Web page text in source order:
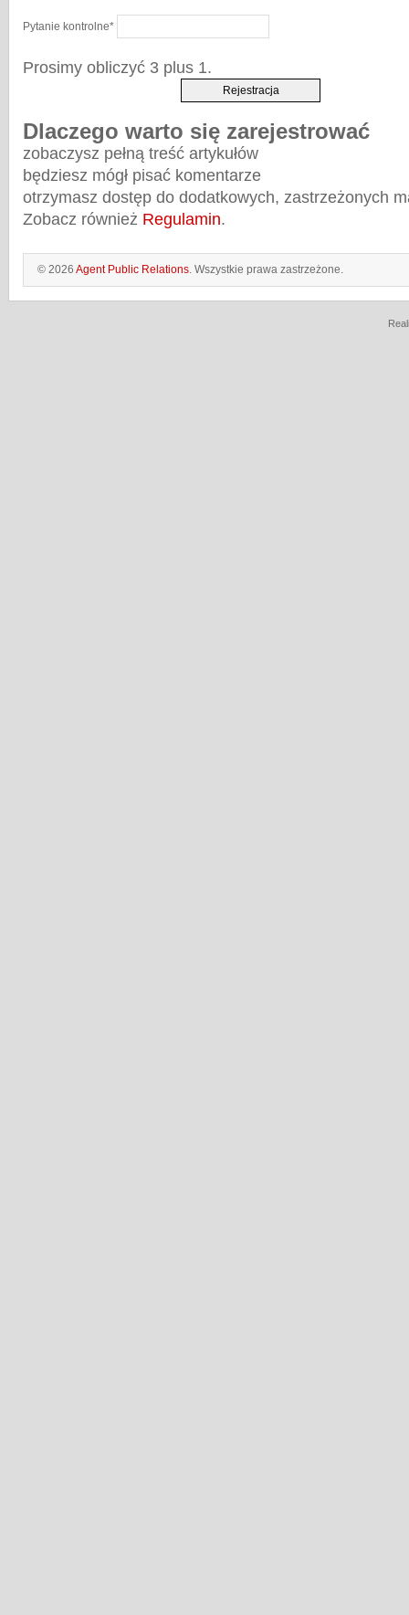
Pytanie kontrolne*
Prosimy obliczyć 3 plus 1.
Dlaczego warto się zarejestrować
zobaczysz pełną treść artykułów
będziesz mógł pisać komentarze
otrzymasz dostęp do dodatkowych, zastrzeżonych
Zobacz również Regulamin.
© 2026 Agent Public Relations. Wszystkie prawa zastrzeżone.